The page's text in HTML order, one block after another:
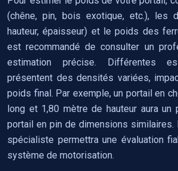
(chêne, pin, bois exotique, etc.), les
hauteur, épaisseur) et le poids des
est recommandé de consulter un
estimation précise. Différentes
présentent des densités variées,
poids final. Par exemple, un portail en
long et 1,80 mètre de hauteur aura un
portail en pin de dimensions similaires.
spécialiste permettra une évaluation
système de motorisation.